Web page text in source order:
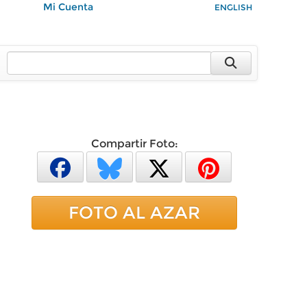
Mi Cuenta ENGLISH
Compartir Foto:
FOTO AL AZAR